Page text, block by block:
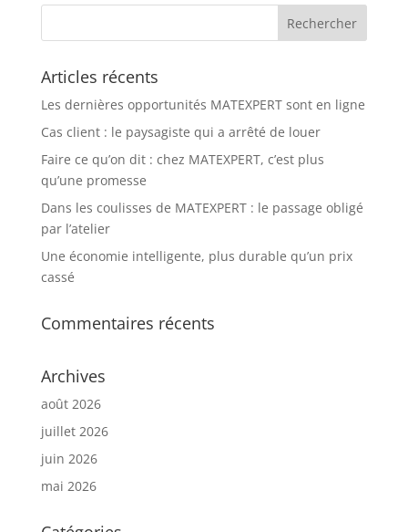
Articles récents
Les dernières opportunités MATEXPERT sont en ligne
Cas client : le paysagiste qui a arrêté de louer
Faire ce qu’on dit : chez MATEXPERT, c’est plus
qu’une promesse
Dans les coulisses de MATEXPERT : le passage obligé
par l’atelier
Une économie intelligente, plus durable qu’un prix
cassé
Commentaires récents
Archives
août 2026
juillet 2026
juin 2026
mai 2026